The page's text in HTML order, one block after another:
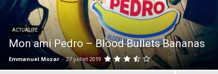
ACTUALITÉ
Mon ami Pedro – Blood Bullets Bananas
Emmanuel Mozar - 27 juillet 2019